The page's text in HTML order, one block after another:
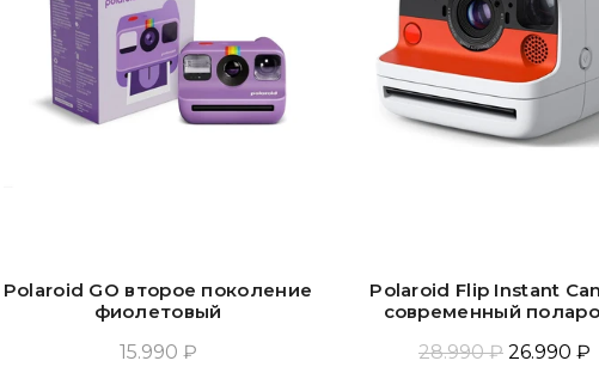
Polaroid GO второе поколение
фиолетовый
15.990 ₽
Polaroid Flip Instant
современный
28.990 ₽ 26.990 ₽